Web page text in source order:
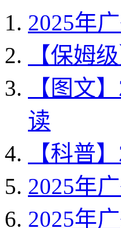
2025年
【保姆
【图文
读
【科普
2025年
2025年